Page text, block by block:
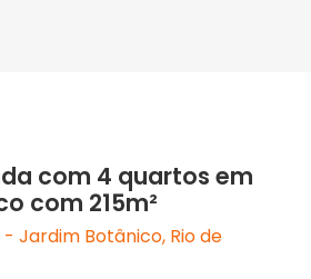
com 4 quartos em
com 215m²
- Jardim Botânico, Rio de